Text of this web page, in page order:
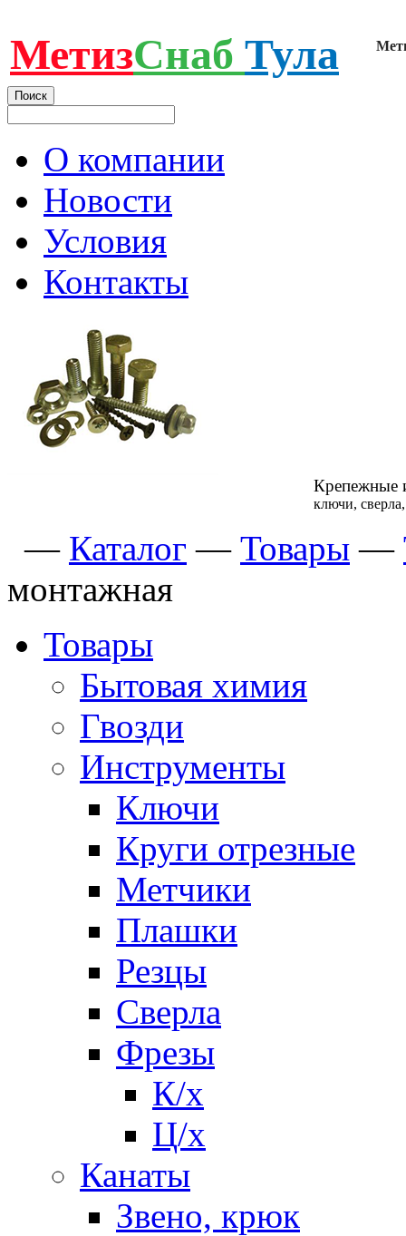
МетизСнаб Тула
О компании
Новости
Условия
Контакты
Крепежные
ключи,
— Каталог — Товары —
монтажная
Товары
Бытовая химия
Гвозди
Инструменты
Ключи
Круги отрезные
Метчики
Плашки
Резцы
Сверла
Фрезы
К/х
Ц/х
Канаты
Звено, крюк